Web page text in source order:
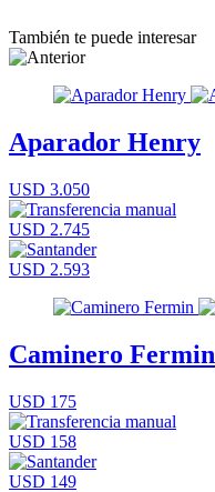
También te puede interesar
Aparador Henry
USD 3.050
USD 2.745
USD 2.593
Caminero Fermin
USD 175
USD 158
USD 149